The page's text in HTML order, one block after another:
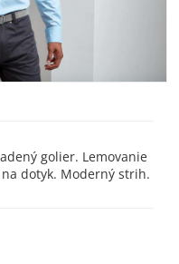
golier. Lemovanie
dotyk. Moderný strih.